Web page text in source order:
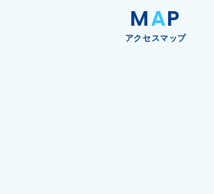
MAP
アクセスマップ